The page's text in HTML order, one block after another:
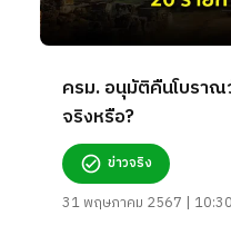
ครม. อนุมัติคืนโบราณ
จริงหรือ?
ข่าวจริง
31 พฤษภาคม 2567 |